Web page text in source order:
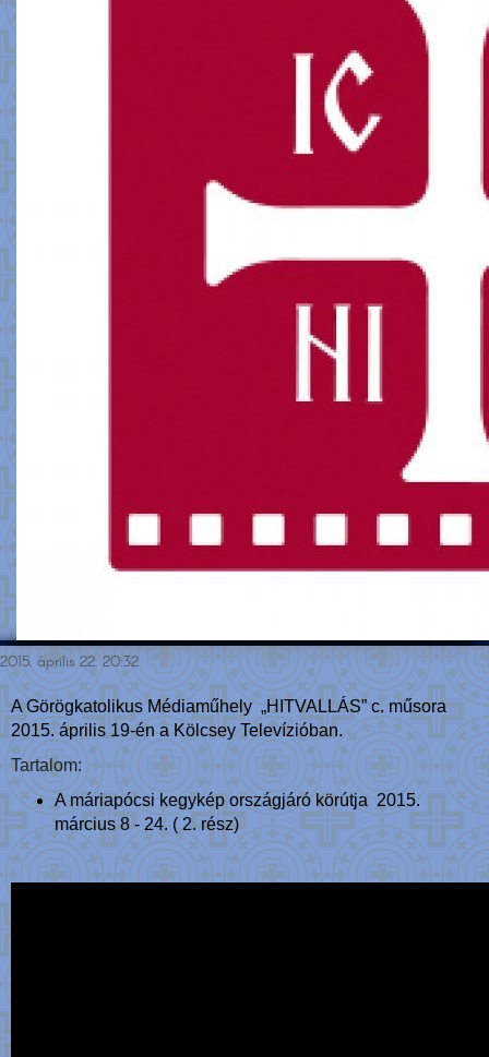
2015. április 22. 20:32
A Görögkatolikus Médiaműhely „HITVALLÁS” c. műsora
2015. április 19-én a Kölcsey Televízióban.
Tartalom:
A máriapócsi kegykép országjáró körútja 2015.
március 8 - 24. ( 2. rész)